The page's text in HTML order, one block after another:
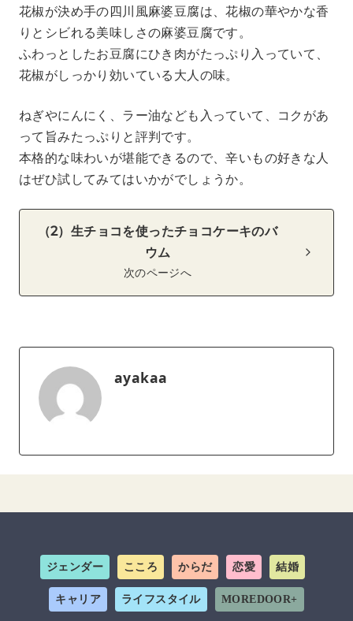
花椒が決め手の四川風麻婆豆腐は、花椒の華やかな香
りとシビれる美味しさの麻婆豆腐です。
ふわっとしたお豆腐にひき肉がたっぷり入っていて、
花椒がしっかり効いている大人の味。
ねぎやにんにく、ラー油なども入っていて、コクがあ
って旨みたっぷりと評判です。
本格的な味わいが堪能できるので、辛いもの好きな人
はぜひ試してみてはいかがでしょうか。
（2）生チョコを使ったチョコケーキのバ
ウム
次のページへ
ayakaa
ジェンダー こころ からだ 恋愛 結婚
キャリア ライフスタイル MOREDOOR+